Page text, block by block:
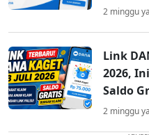
2 minggu
Link
2026,
Saldo
2 minggu